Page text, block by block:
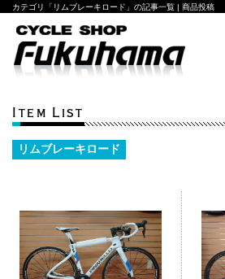
カテゴリ「リムブレーキロード」の記事一覧 | 商品投稿
Item List
リムブレーキロード